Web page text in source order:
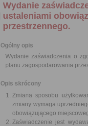
Wydanie
ustaleniami
przestrzennego.
Ogólny opis
Wydanie zaświadczenia o
planu zagospodarowania
Opis skrócony
Zmiana sposobu
zmiany wymaga
obowiązującego
Zaświadczenie jest